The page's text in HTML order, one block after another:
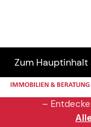
Zum Hauptinhalt
–